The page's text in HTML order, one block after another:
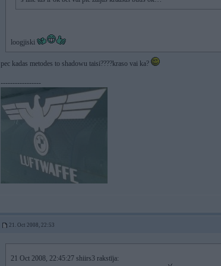
loogjiski
pec kadas metodes to shadowu taisi????kraso vai ka?
-----------------
21. Oct 2008, 22:53
21 Oct 2008, 22:45:27 shiirs3 rakstīja: